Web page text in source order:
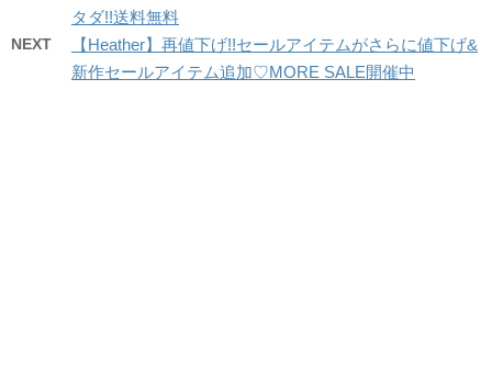
タダ!!送料無料
NEXT
【Heather】再値下げ!!セールアイテムがさらに値下げ&
新作セールアイテム追加♡MORE SALE開催中